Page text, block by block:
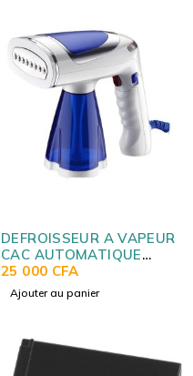
DEFROISSEUR A VAPEUR
CAC AUTOMATIQUE
CA820897
25 000 CFA
Ajouter au panier